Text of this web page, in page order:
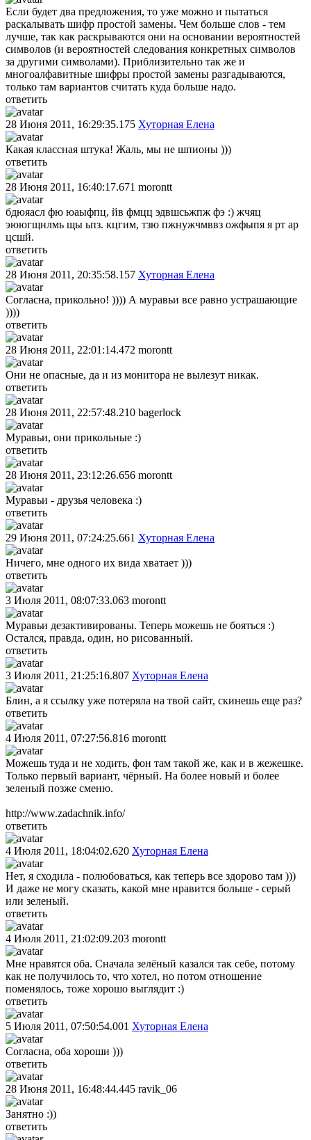
Если будет два предложения, то уже можно и пытаться
раскалывать шифр простой замены. Чем больше слов - тем
лучше, так как раскрываются они на основании вероятностей
символов (и вероятностей следования конкретных символов
за другими символами). Приблизительно так же и
многоалфавитные шифры простой замены разгадываются,
только там вариантов считать куда больше надо.
ответить
28 Июня 2011, 16:29:35.175 Хуторная Елена
Какая классная штука! Жаль, мы не шпионы )))
ответить
28 Июня 2011, 16:40:17.671 morontt
бдюяасл фю юаыфпц, йв фмцц эдвшсьжпж фэ :) жчяц
эююгщнлмь щы ьпз. кцгим, тзю пжнужчмввз ожфыпя я рт ар
цсшй.
ответить
28 Июня 2011, 20:35:58.157 Хуторная Елена
Согласна, прикольно! )))) А муравьи все равно устрашающие
))))
ответить
28 Июня 2011, 22:01:14.472 morontt
Они не опасные, да и из монитора не вылезут никак.
ответить
28 Июня 2011, 22:57:48.210 bagerlock
Муравьи, они прикольные :)
ответить
28 Июня 2011, 23:12:26.656 morontt
Муравьи - друзья человека :)
ответить
29 Июня 2011, 07:24:25.661 Хуторная Елена
Ничего, мне одного их вида хватает )))
ответить
3 Июля 2011, 08:07:33.063 morontt
Муравьи дезактивированы. Теперь можешь не бояться :)
Остался, правда, один, но рисованный.
ответить
3 Июля 2011, 21:25:16.807 Хуторная Елена
Блин, а я ссылку уже потеряла на твой сайт, скинешь еще раз?
ответить
4 Июля 2011, 07:27:56.816 morontt
Можешь туда и не ходить, фон там такой же, как и в жежешке.
Только первый вариант, чёрный. На более новый и более
зеленый позже сменю.
http://www.zadachnik.info/
ответить
4 Июля 2011, 18:04:02.620 Хуторная Елена
Нет, я сходила - полюбоваться, как теперь все здорово там )))
И даже не могу сказать, какой мне нравится больше - серый
или зеленый.
ответить
4 Июля 2011, 21:02:09.203 morontt
Мне нравятся оба. Сначала зелёный казался так себе, потому
как не получилось то, что хотел, но потом отношение
поменялось, тоже хорошо выглядит :)
ответить
5 Июля 2011, 07:50:54.001 Хуторная Елена
Согласна, оба хороши )))
ответить
28 Июня 2011, 16:48:44.445 ravik_06
Занятно :))
ответить